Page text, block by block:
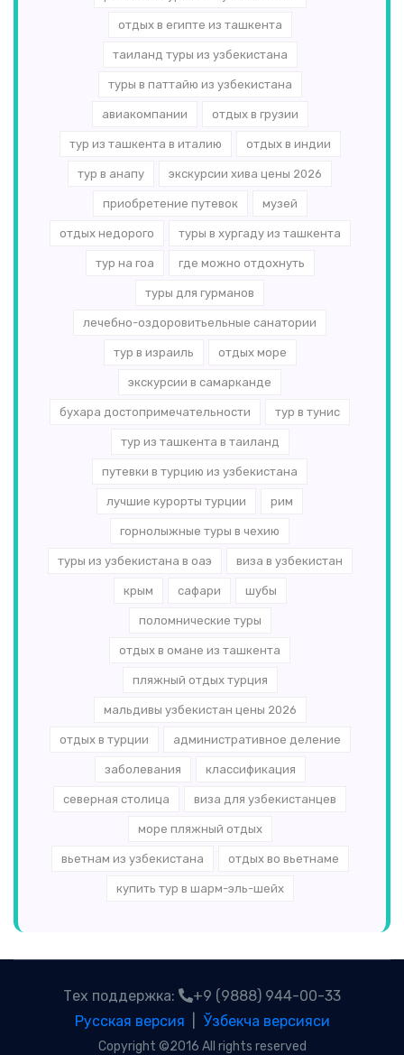
отдых в египте из ташкента
таиланд туры из узбекистана
туры в паттайю из узбекистана
авиакомпании отдых в грузии
тур из ташкента в италию отдых в индии
тур в анапу экскурсии хива цены 2026
приобретение путевок музей
отдых недорого туры в хургаду из ташкента
тур на гоа где можно отдохнуть
туры для гурманов
лечебно-оздоровитьельные санатории
тур в израиль отдых море
экскурсии в самарканде
бухара достопримечательности тур в тунис
тур из ташкента в таиланд
путевки в турцию из узбекистана
лучшие курорты турции рим
горнолыжные туры в чехию
туры из узбекистана в оаэ виза в узбекистан
крым сафари шубы
поломнические туры
отдых в омане из ташкента
пляжный отдых турция
мальдивы узбекистан цены 2026
отдых в турции административное деление
заболевания классификация
северная столица виза для узбекистанцев
море пляжный отдых
вьетнам из узбекистана отдых во вьетнаме
купить тур в шарм-эль-шейх
Тех поддержка:
+9 (9888) 944-00-33
Русская версия
Ўзбекча версияси
Copyright ©2016 All rights reserved